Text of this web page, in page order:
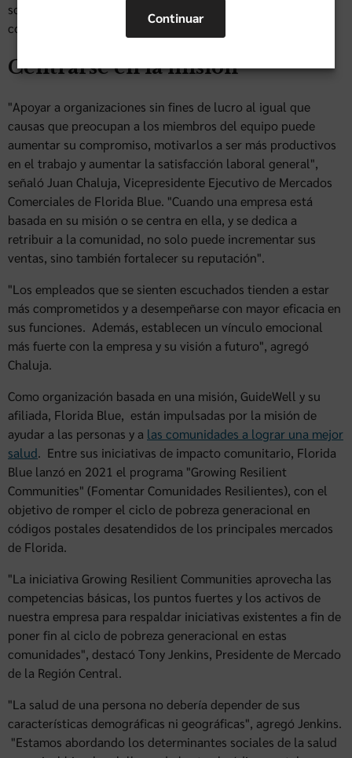
son prioridades, suelen estar más motivados y
comprometidos con su tarea.
Centrarse en la misión
"Apoyar a organizaciones sin fines de lucro al igual que
causas que preocupan a los miembros del equipo puede
aumentar su compromiso, motivarlos a ser más productivos
en el trabajo y aumentar la satisfacción laboral general",
señaló Juan Chaluja, Vicepresidente Ejecutivo de Mercados
Comerciales de Florida Blue. "Cuando una empresa está
basada en su misión o se centra en ella, y se dedica a
retribuir a la comunidad, no solo puede incrementar sus
ventas, sino también fortalecer su reputación".
"Los empleados que se sienten escuchados tienden a estar
más comprometidos y a desempeñarse con mayor eficacia en
sus funciones. Además, establecen un vínculo emocional
más fuerte con la empresa y su visión a futuro", agregó
Chaluja.
Como organización basada en una misión, GuideWell y su
afiliada, Florida Blue, están impulsadas por la misión de
ayudar a las personas y a las comunidades a lograr una mejor
salud. Entre sus iniciativas de impacto comunitario, Florida
Blue lanzó en 2021 el programa "Growing Resilient
Communities" (Fomentar Comunidades Resilientes), con el
objetivo de romper el ciclo de pobreza generacional en
códigos postales desatendidos de los principales mercados
de Florida.
"La iniciativa Growing Resilient Communities aprovecha las
competencias básicas, los puntos fuertes y los activos de
nuestra empresa para respaldar iniciativas existentes a fin de
poner fin al ciclo de pobreza generacional en estas
comunidades", destacó Tony Jenkins, Presidente de Mercado
de la Región Central.
"La salud de una persona no debería depender de sus
características demográficas ni geográficas", agregó Jenkins.
"Estamos abordando los determinantes sociales de la salud
Continuar